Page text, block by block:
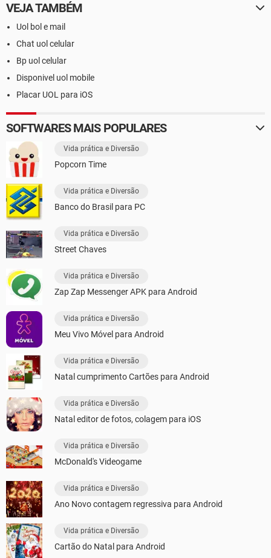
VEJA TAMBÉM
Uol bol e mail
Chat uol celular
Bp uol celular
Disponivel uol mobile
Placar UOL para iOS
SOFTWARES MAIS POPULARES
Vida prática e Diversão
Popcorn Time
Vida prática e Diversão
Banco do Brasil para PC
Vida prática e Diversão
Street Chaves
Vida prática e Diversão
Zap Zap Messenger APK para Android
Vida prática e Diversão
Meu Vivo Móvel para Android
Vida prática e Diversão
Natal cumprimento Cartões para Android
Vida prática e Diversão
Natal editor de fotos, colagem para iOS
Vida prática e Diversão
McDonald's Videogame
Vida prática e Diversão
Ano Novo contagem regressiva para Android
Vida prática e Diversão
Cartão do Natal para Android